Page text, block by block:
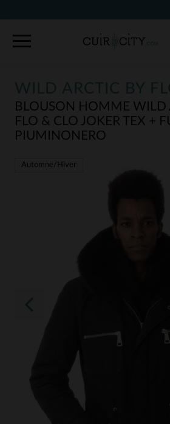
WILD ARCTIC BY
BLOUSON HOMME WILD
FLO & CLO JOKER TEX +
PIUMINONERO
Automne/Hiver